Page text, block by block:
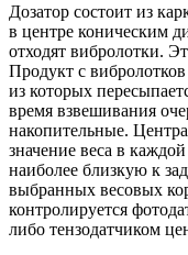
Дозатор состоит из
в центре коническим
отходят вибролотки.
Продукт с
из которых
время взвешивания
накопительные.
значение веса в
наиболее близкую к
выбранных весовых
контролируется
либо тензодатчиком